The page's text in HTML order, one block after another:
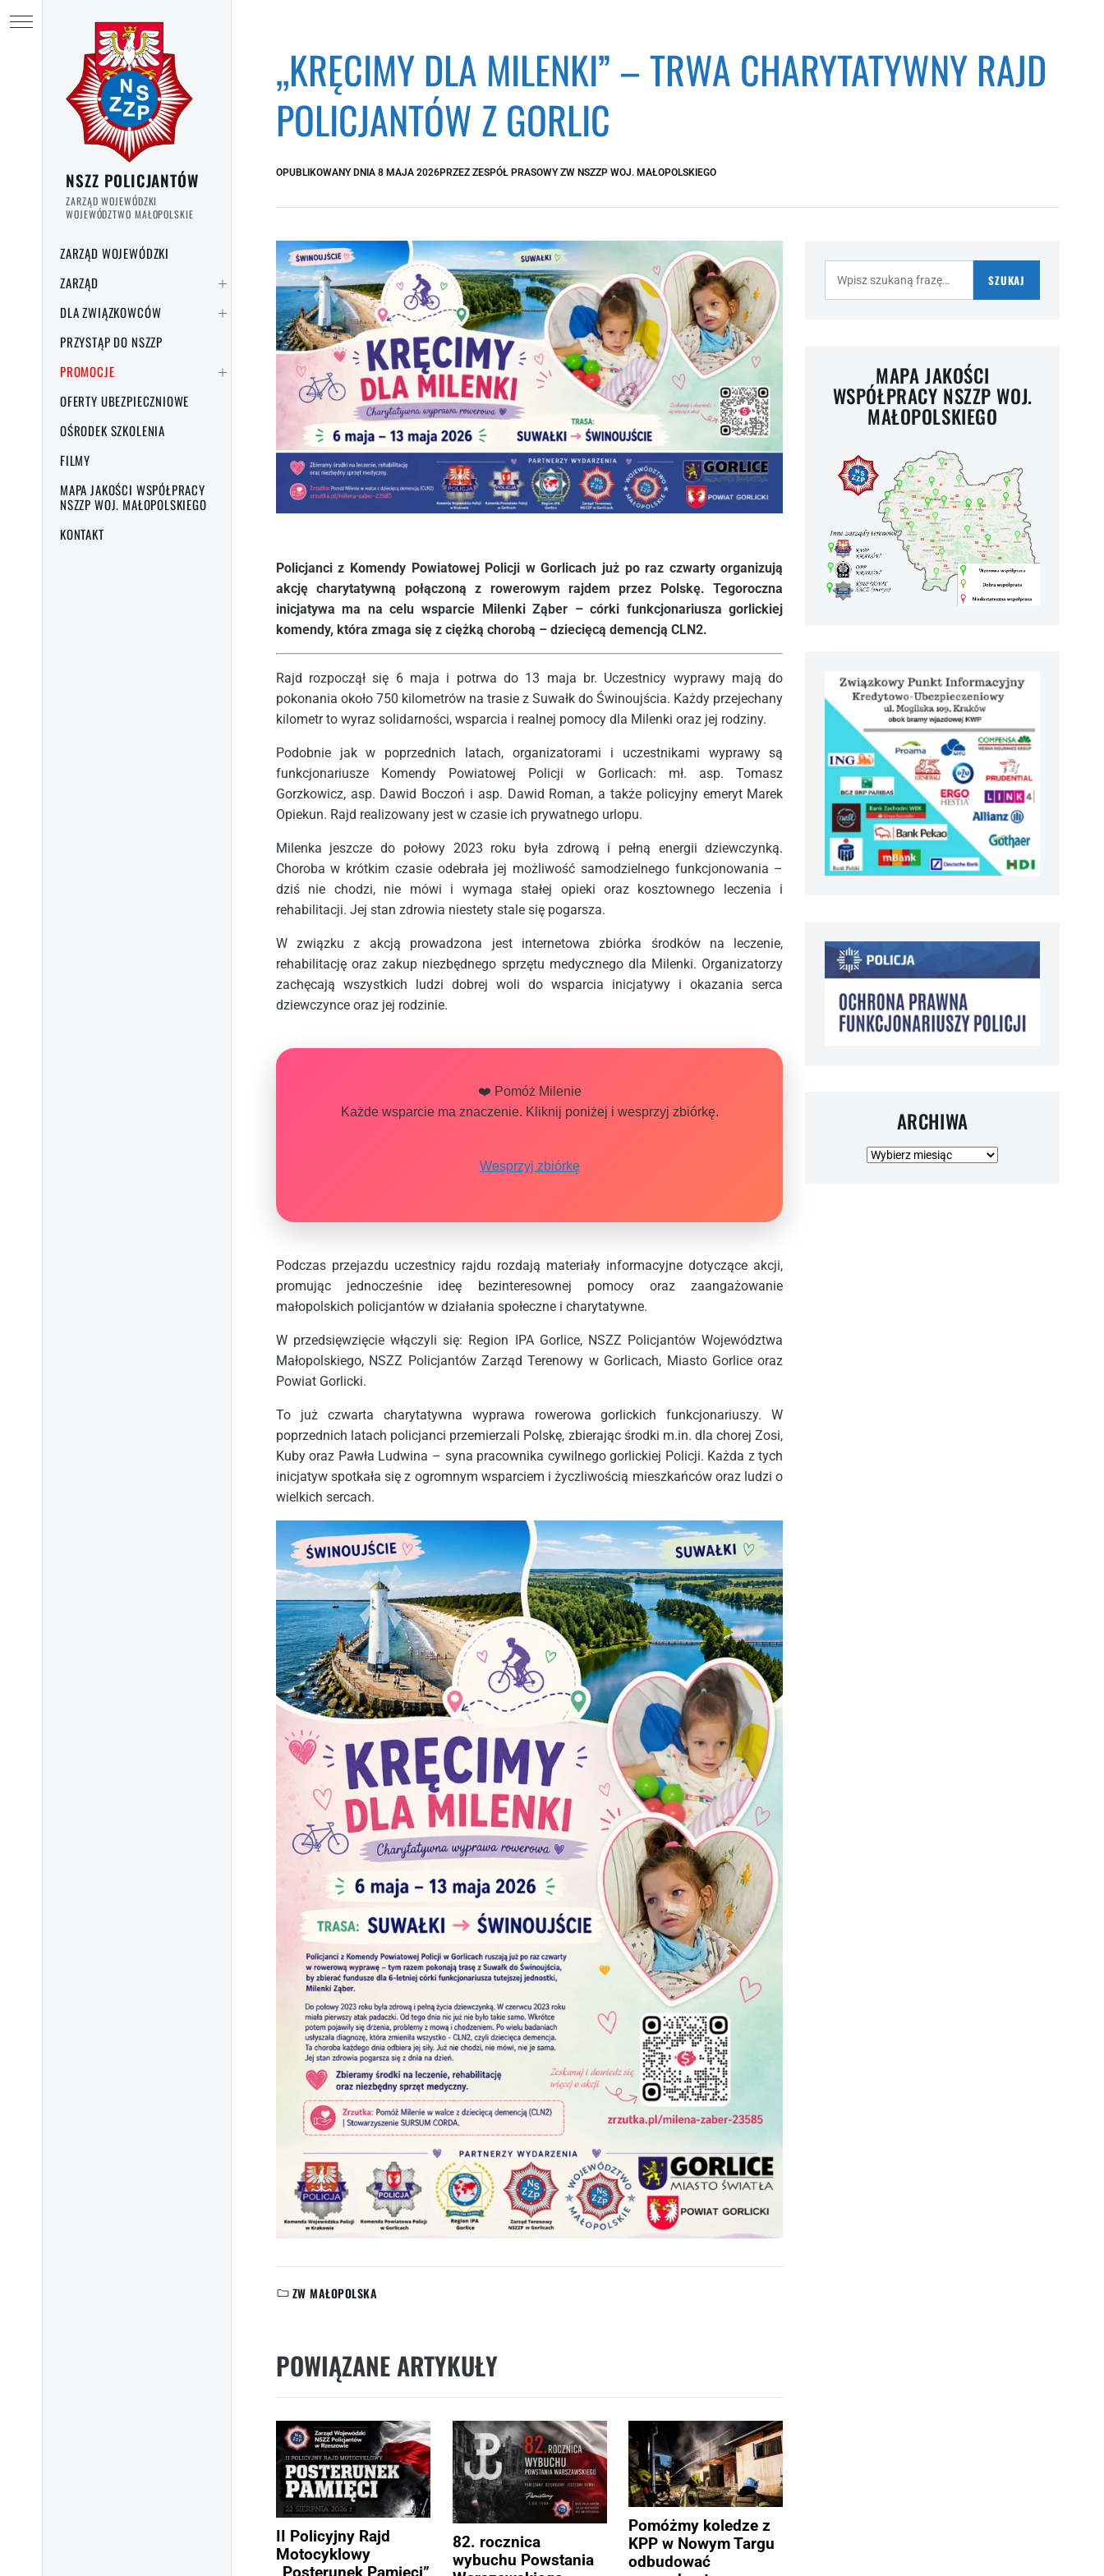
NSZZ POLICJANTÓW
ZARZĄD WOJEWÓDZKI
WOJEWÓDZTWO MAŁOPOLSKIE
ZARZĄD WOJEWÓDZKI
ZARZĄD
DLA ZWIĄZKOWCÓW
PRZYSTĄP DO NSZZP
PROMOCJE
OFERTY UBEZPIECZNIOWE
OŚRODEK SZKOLENIA
FILMY
MAPA JAKOŚCI WSPÓŁPRACY
NSZZP WOJ. MAŁOPOLSKIEGO
KONTAKT
„KRĘCIMY DLA MILENKI” – TRWA CHARYTATYWNY RAJD
POLICJANTÓW Z GORLIC
OPUBLIKOWANY DNIA 8 MAJA 2026PRZEZ ZESPÓŁ PRASOWY ZW NSZZP WOJ. MAŁOPOLSKIEGO
Policjanci z Komendy Powiatowej Policji w Gorlicach już po raz czwarty organizują
akcję charytatywną połączoną z rowerowym rajdem przez Polskę. Tegoroczna
inicjatywa ma na celu wsparcie Milenki Ząber – córki funkcjonariusza gorlickiej
komendy, która zmaga się z ciężką chorobą – dziecięcą demencją CLN2.
Rajd rozpoczął się 6 maja i potrwa do 13 maja br. Uczestnicy wyprawy mają do
pokonania około 750 kilometrów na trasie z Suwałk do Świnoujścia. Każdy przejechany
kilometr to wyraz solidarności, wsparcia i realnej pomocy dla Milenki oraz jej rodziny.
Podobnie jak w poprzednich latach, organizatorami i uczestnikami wyprawy są
funkcjonariusze Komendy Powiatowej Policji w Gorlicach: mł. asp. Tomasz
Gorzkowicz, asp. Dawid Boczoń i asp. Dawid Roman, a także policyjny emeryt Marek
Opiekun. Rajd realizowany jest w czasie ich prywatnego urlopu.
Milenka jeszcze do połowy 2023 roku była zdrową i pełną energii dziewczynką.
Choroba w krótkim czasie odebrała jej możliwość samodzielnego funkcjonowania –
dziś nie chodzi, nie mówi i wymaga stałej opieki oraz kosztownego leczenia i
rehabilitacji. Jej stan zdrowia niestety stale się pogarsza.
W związku z akcją prowadzona jest internetowa zbiórka środków na leczenie,
rehabilitację oraz zakup niezbędnego sprzętu medycznego dla Milenki. Organizatorzy
zachęcają wszystkich ludzi dobrej woli do wsparcia inicjatywy i okazania serca
dziewczynce oraz jej rodzinie.
❤️ Pomóż Milenie
Każde wsparcie ma znaczenie. Kliknij poniżej i wesprzyj zbiórkę.
Wesprzyj zbiórkę
Podczas przejazdu uczestnicy rajdu rozdają materiały informacyjne dotyczące akcji,
promując jednocześnie ideę bezinteresownej pomocy oraz zaangażowanie
małopolskich policjantów w działania społeczne i charytatywne.
W przedsięwzięcie włączyli się: Region IPA Gorlice, NSZZ Policjantów Województwa
Małopolskiego, NSZZ Policjantów Zarząd Terenowy w Gorlicach, Miasto Gorlice oraz
Powiat Gorlicki.
To już czwarta charytatywna wyprawa rowerowa gorlickich funkcjonariuszy. W
poprzednich latach policjanci przemierzali Polskę, zbierając środki m.in. dla chorej Zosi,
Kuby oraz Pawła Ludwina – syna pracownika cywilnego gorlickiej Policji. Każda z tych
inicjatyw spotkała się z ogromnym wsparciem i życzliwością mieszkańców oraz ludzi o
wielkich sercach.
KATEGORIE:
ZW MAŁOPOLSKA
POWIĄZANE ARTYKUŁY
II Policyjny Rajd
Motocyklowy
82. rocznica
wybuchu Powstania
Pomóżmy koledze z
KPP w Nowym Targu
odbudować
SZUKAJ
MAPA JAKOŚCI
WSPÓŁPRACY NSZZP WOJ.
MAŁOPOLSKIEGO
ARCHIWA
Archiwa